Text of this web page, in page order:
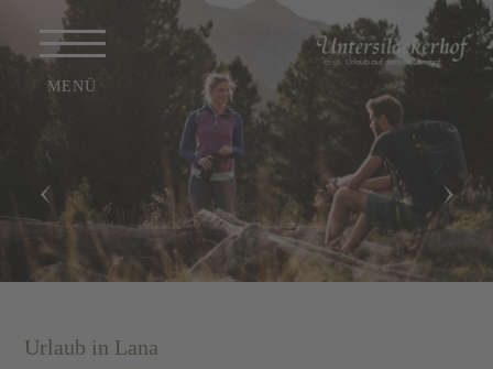
Urlaub in Lana